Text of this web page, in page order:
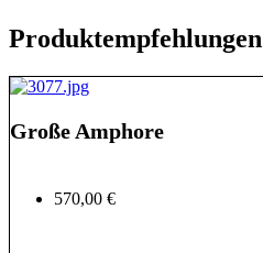
Produktempfehlungen
Große Amphore
570,00 €